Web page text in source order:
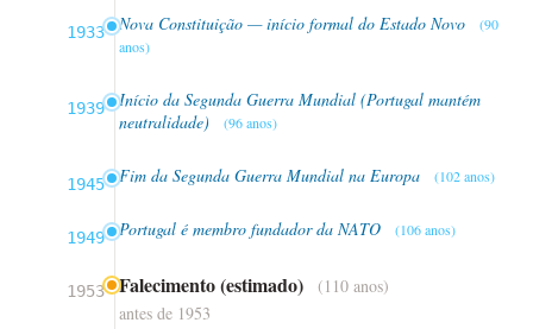
1933 Nova Constituição — início formal do Estado Novo
(90
anos)
1939
Início da Segunda Guerra Mundial (Portugal mantém
neutralidade)
(96 anos)
1945 Fim da Segunda Guerra Mundial na Europa (102 anos)
1949 Portugal é membro fundador da NATO (106 anos)
1953 Falecimento (estimado)
(110 anos)
antes de 1953